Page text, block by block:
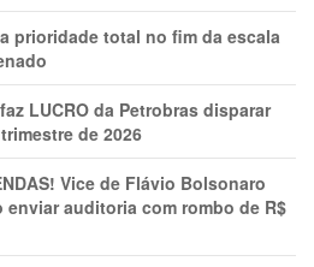
prioridade total no fim da escala
LUCRO da Petrobras disparar
de 2026
Vice de Flávio Bolsonaro
auditoria com rombo de R$